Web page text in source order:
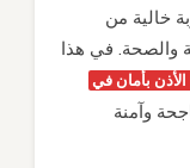
خالية من
والصحة. في هذا
بأمان في